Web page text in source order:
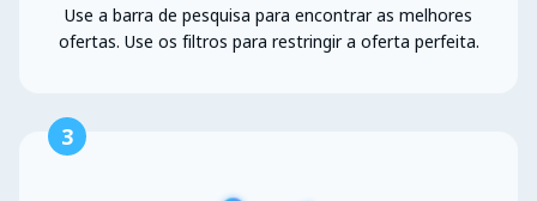
Use a barra de pesquisa para encontrar as melhores
ofertas. Use os filtros para restringir a oferta perfeita.
3